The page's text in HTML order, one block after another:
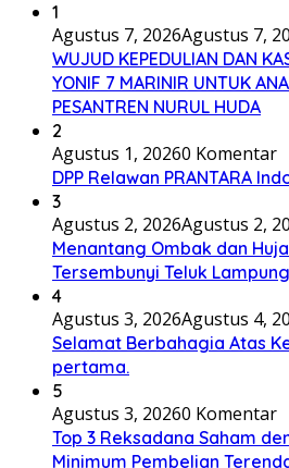
1
Agustus 7, 2026Agustus 7,
WUJUD KEPEDULIAN DAN
YONIF 7 MARINIR UNTUK
PESANTREN NURUL HUDA
2
Agustus 1, 20260 Komentar
DPP Relawan PRANTARA
3
Agustus 2, 2026Agustus 2,
Menantang Ombak dan
Tersembunyi Teluk
4
Agustus 3, 2026Agustus 4,
Selamat Berbahagia Atas
pertama.
5
Agustus 3, 20260 Komentar
Top 3 Reksadana Saham
Minimum Pembelian